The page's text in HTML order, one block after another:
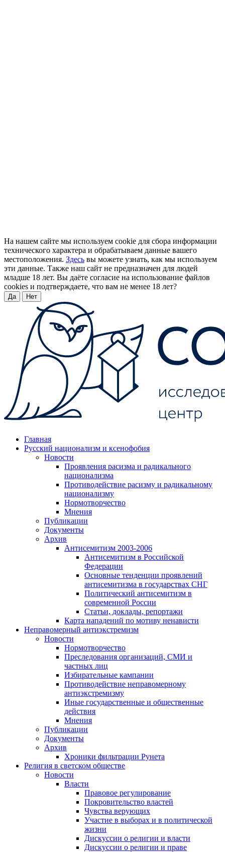
На нашем сайте мы используем cookie для сбора информации
технического характера и обрабатываем данные вашего
местоположения. Здесь вы можете узнать, как мы используем
эти данные. Также наш сайт не предназначен для людей
младше 18 лет. Вы даёте согласие на использование файлов
cookies и подтверждаете, что вам не менее 18 лет?
Да Нет
Главная
Русский национализм и ксенофобия
Новости
Проявления расизма и радикального
национализма
Противодействие расизму и радикальному
национализму
Нормотворчество
Мнения
Публикации
Документы
Архив
Антисемитизм 2003-2006
Антисемитизм в Российской
Федерации
Основные тенденции проявлений
антисемитизма в государствах СНГ
Политический антисемитизм в
современной России
Статьи, доклады, репортажи
Карта нападений по мотиву ненависти
Неправомерный антиэкстремизм
Новости
Нормотворчество
Преследования организаций, СМИ и
частных лиц
Избирательные кампании
Противодействие неправомерному
антиэкстремизму
Иные государственные и общественные
действия
Мнения
Публикации
Документы
Архив
Хроники фильтрации Рунета
Религия в светском обществе
Новости
Власти
Правовое регулирование
Покровительство властей
Чувства верующих
Участие в выборах и в политической
жизни
Дискуссии о религии и власти
Дискуссии о религии и праве